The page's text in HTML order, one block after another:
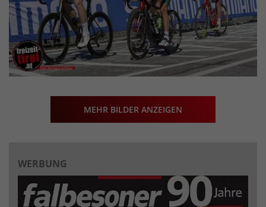
MEHR BILDER ANZEIGEN
WERBUNG